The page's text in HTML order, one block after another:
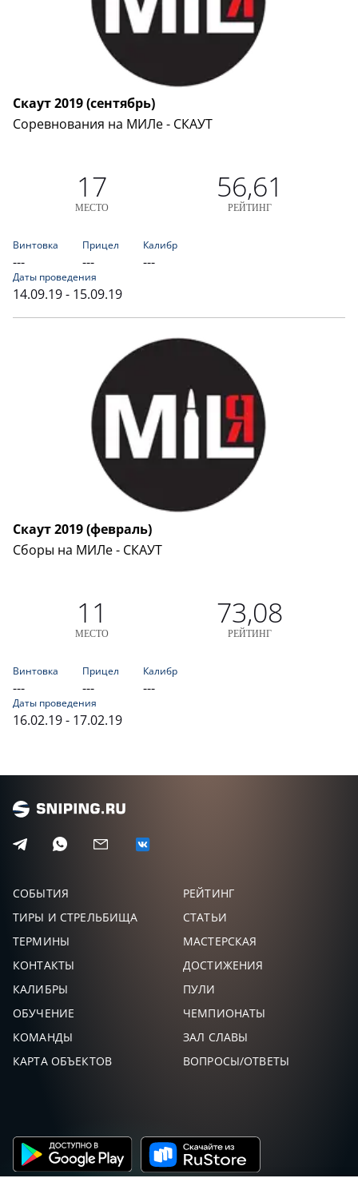
Скаут 2019 (сентябрь)
Соревнования на МИЛе - СКАУТ
17
МЕСТО
56,61
РЕЙТИНГ
Винтовка
---
Прицел
---
Калибр
---
Даты проведения
14.09.19 - 15.09.19
Скаут 2019 (февраль)
Сборы на МИЛе - СКАУТ
11
МЕСТО
73,08
РЕЙТИНГ
Винтовка
---
Прицел
---
Калибр
---
Даты проведения
16.02.19 - 17.02.19
СОБЫТИЯ
РЕЙТИНГ
ТИРЫ И СТРЕЛЬБИЩА
СТАТЬИ
ТЕРМИНЫ
МАСТЕРСКАЯ
КОНТАКТЫ
ДОСТИЖЕНИЯ
КАЛИБРЫ
ПУЛИ
ОБУЧЕНИЕ
ЧЕМПИОНАТЫ
КОМАНДЫ
ЗАЛ СЛАВЫ
КАРТА ОБЪЕКТОВ
ВОПРОСЫ/ОТВЕТЫ